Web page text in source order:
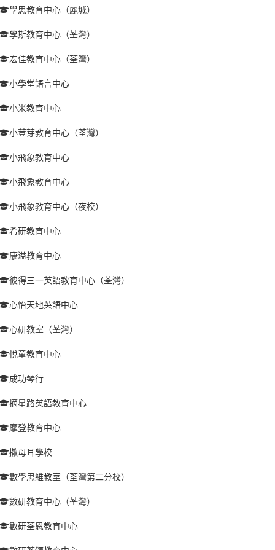
學思教育中心（麗城）
學斯教育中心（荃灣）
宏佳教育中心（荃灣）
小學堂語言中心
小米教育中心
小荳芽教育中心（荃灣）
小飛象教育中心
小飛象教育中心
小飛象教育中心（夜校）
希研教育中心
康溢教育中心
彼得三一英語教育中心（荃灣）
心怡天地英語中心
心研教室（荃灣）
悅童教育中心
成功琴行
摘星路英語教育中心
摩登教育中心
撒母耳學校
數學思維教室（荃灣第二分校）
數研教育中心（荃灣）
數研荃恩教育中心